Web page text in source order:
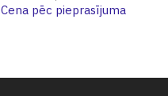
Cena pēc pieprasījuma